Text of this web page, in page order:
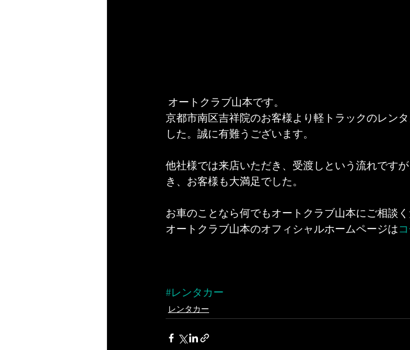
オートクラブ山本です。
京都市南区吉祥院のお客様より軽トラックのレン
した。誠に有難うございます。
他社様では来店いただき、受渡しという流れです
き、お客様も大満足でした。
お車のことなら何でもオートクラブ山本にご相談く
オートクラブ山本のオフィシャルホームページは
#レンタカー
レンタカー